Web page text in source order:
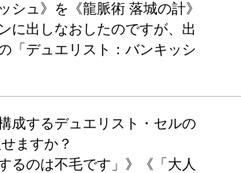
シュ》を《龍脈術 落城の計》
に出しなおしたのですが、出
「デュエリスト：バンキッシ
成するデュエリスト・セルの
ますか？
るのは不毛です」》《「大人